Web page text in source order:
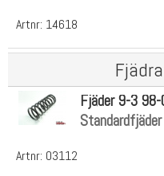
Artnr: 14618
Artnr: 03112
Fjäder 9-3
Standardfjäder